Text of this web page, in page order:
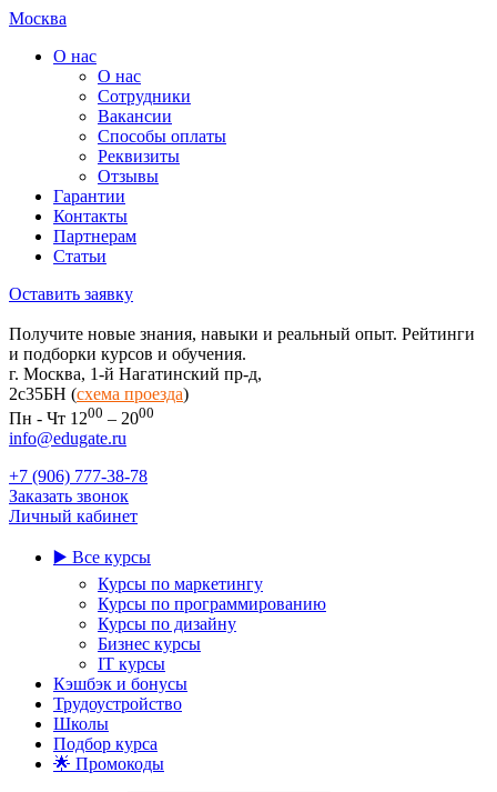
Москва
О нас
О нас
Сотрудники
Вакансии
Способы оплаты
Реквизиты
Отзывы
Гарантии
Контакты
Партнерам
Статьи
Оставить заявку
Получите новые знания, навыки и реальный опыт. Рейтинги
и подборки курсов и обучения.
г. Москва, 1-й Нагатинский пр-д,
2c35БН (схема проезда)
Пн - Чт 1200 – 2000
info@edugate.ru
+7 (906) 777-38-78
Заказать звонок
Личный кабинет
▶️ Все курсы
Курсы по маркетингу
Курсы по программированию
Курсы по дизайну
Бизнес курсы
IT курсы
Кэшбэк и бонусы
Трудоустройство
Школы
Подбор курса
🌟 Промокоды